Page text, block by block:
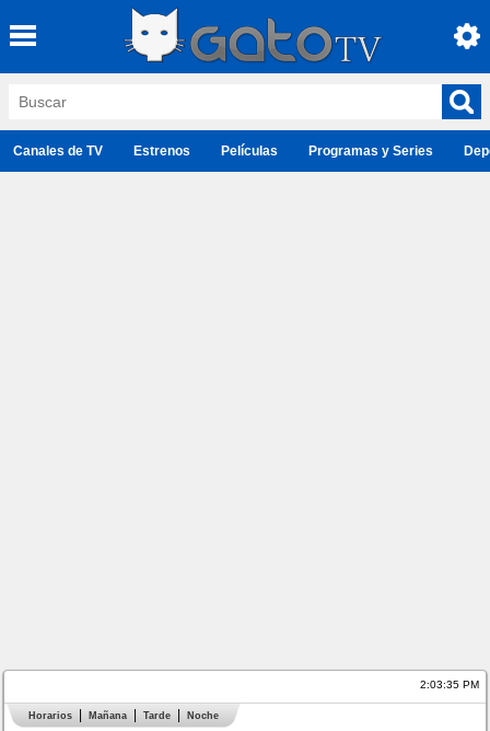
Canales de TV Estrenos Películas Programas y Series
2:03:35 PM
Horarios Mañana Tarde Noche